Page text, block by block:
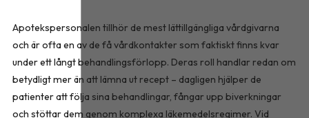
Apotekspersonalen tillhör de mest lättillgängliga vårdgivarna
och är ofta en av de få vårdkontakter som faktiskt finns kvar
under ett långt behandlingsförlopp. Deras roll handlar redan om
betydligt mer än att lämna ut recept – dagligen hjälper de
patienter att följa sina behandlingar, fångar upp biverkningar
och stöttar dem genom komplexa läkemedelsregimer. Vid